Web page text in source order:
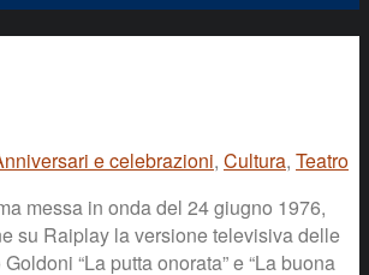
e celebrazioni, Cultura, Teatro
messa in onda del 24 giugno 1976,
su Raiplay la versione televisiva delle
“La putta onorata” e “La buona